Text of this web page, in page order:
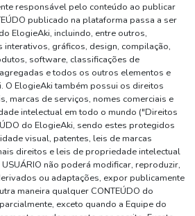
responsável pelo conteúdo ao publicar
publicado na plataforma passa a ser
ElogieAki, incluindo, entre outros,
interativos, gráficos, design, compilação,
software, classificações de
e todos os outros elementos e
O ElogieAki também possui os direitos
marcas de serviços, nomes comerciais e
intelectual em todo o mundo ("Direitos
do ElogieAki, sendo estes protegidos
visual, patentes, leis de marcas
direitos e leis de propriedade intelectual
não poderá modificar, reproduzir,
ou adaptações, expor publicamente
maneira qualquer CONTEÚDO do
exceto quando a Equipe do